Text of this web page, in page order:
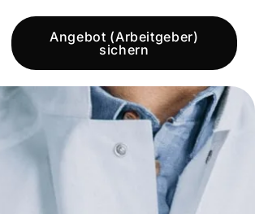
Angebot (Arbeitgeber)
sichern